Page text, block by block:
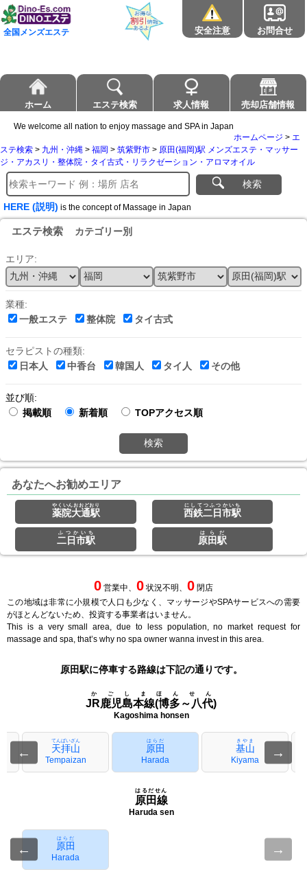
全国メンズエステ 安全注意 お問合せ
ホーム エステ検索 求人情報 売却店舗情報
We welcome all nation to enjoy massage and SPA in Japan
ホームページ > エ
ステ検索 > 九州・沖縄 > 福岡 > 筑紫野市 > 原田(福岡)駅 メンズエステ・マッサー
ジ・アカスリ・整体院・タイ古式・リラクゼーション・アロマオイル
検索
HERE (説明) is the concept of Massage in Japan
エステ検索 カテゴリー別
エリア:
業種:
一般エステ
整体院 タイ古式
セラピストの種類:
日本人
中香台 韓国人 タイ人 その他
並び順:
掲載順
新着順 TOPアクセス順
検索
あなたへお勧めエリア
薬院大通駅
やくいんおおどおり
西鉄二日市駅
にしてつふつかいち
二日市駅
ふつかいち
原田駅
はらだ
0 営業中、 0 状況不明、 0 閉店
この地域は非常に小規模で人口も少なく、マッサージやSPAサービスへの需要
がほとんどないため、投資する事業者はいません。
This is a very small area, due to less population, no market request for
massage and spa, that’s why no spa owner wanna invest in this area.
原田駅に停車する路線は下記の通りです。
JR鹿児島本線(博多～八代)
かごしまほんせん
Kagoshima honsen
← 天拝山
てんぱいざん
Tempaizan
原田
はらだ
Harada
基山
きやま
Kiyama
→
原田線
はるだせん
Haruda sen
← 原田
はらだ
Harada
→